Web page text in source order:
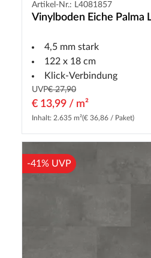
Artikel-Nr.: L4081857
Vinylboden Eiche Palma
4,5 mm stark
122 x 18 cm
Klick-Verbindung
UVP€ 27,90
€ 13,99 / m²
Inhalt: 2.635 m²(€ 36,86 / Paket)
-41% UVP